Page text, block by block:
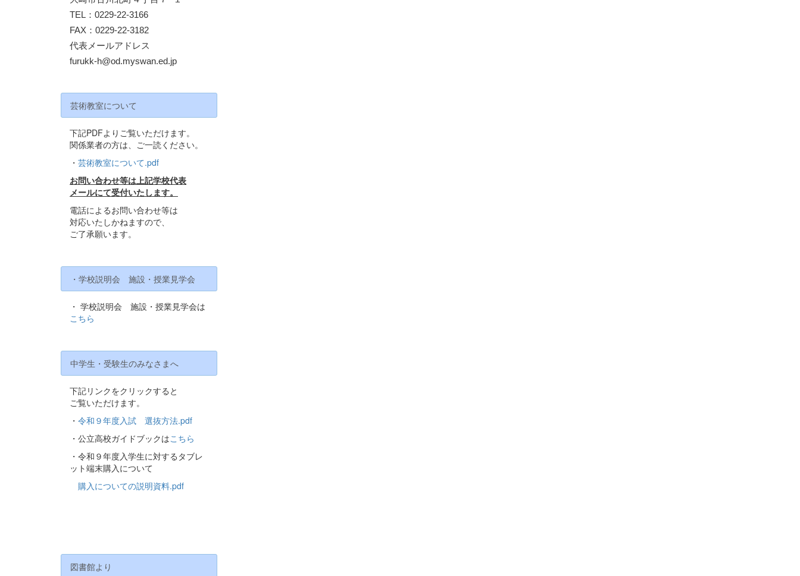
TEL：0229-22-3166
FAX：0229-22-3182
代表メールアドレス
furukk-h@od.myswan.ed.jp
芸術教室について
下記PDFよりご覧いただけます。
関係業者の方は、ご一読ください。
・ 芸術教室について.pdf
お問い合わせ等は上記学校代表
メールにて受付いたします。
電話によるお問い合わせ等は
対応いたしかねますので、
ご了承願います。
・学校説明会 施設・授業見学会
・ 学校説明会 施設・授業見学会は
こちら
中学生・受験生のみなさまへ
下記リンクをクリックすると
ご覧いただけます。
・ 令和９年度入試 選抜方法.pdf
・公立高校ガイドブックはこちら
・令和９年度入学生に対するタブレ
ット端末購入について
購入についての説明資料.pdf
図書館より